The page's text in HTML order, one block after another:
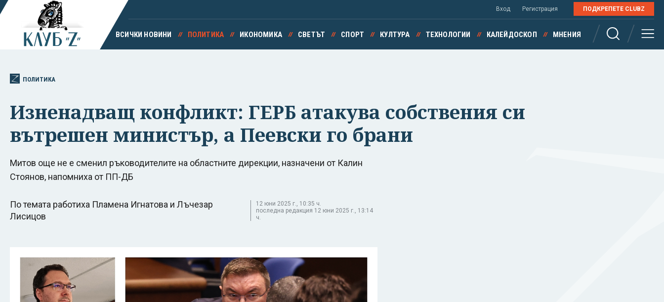
Вход Регистрация ПОДКРЕПЕТЕ CLUBZ
ВСИЧКИ НОВИНИ ПОЛИТИКА ИКОНОМИКА СВЕТЪТ СПОРТ КУЛТУРА ТЕХНОЛОГИИ КАЛЕЙДОСКОП МНЕНИЯ
ПОЛИТИКА
Изненадващ конфликт: ГЕРБ атакува собствения си
вътрешен министър, а Пеевски го брани
Митов още не е сменил ръководителите на областните дирекции, назначени от Калин
Стоянов, напомниха от ПП-ДБ
По темата работиха Пламена Игнатова и Лъчезар
Лисицов
12 юни 2025 г., 10:35 ч.
последна редакция 12 юни 2025 г., 13:14
ч.